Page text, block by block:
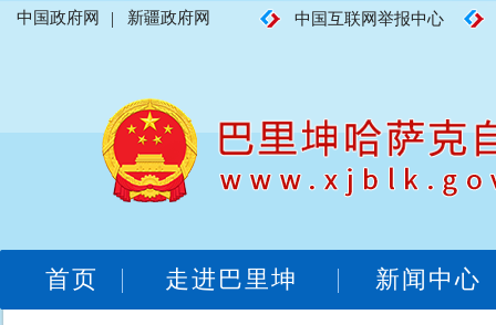
中国政府网 | 新疆政府网 中国互联网举报中心
首页 走进巴里坤 新闻中心